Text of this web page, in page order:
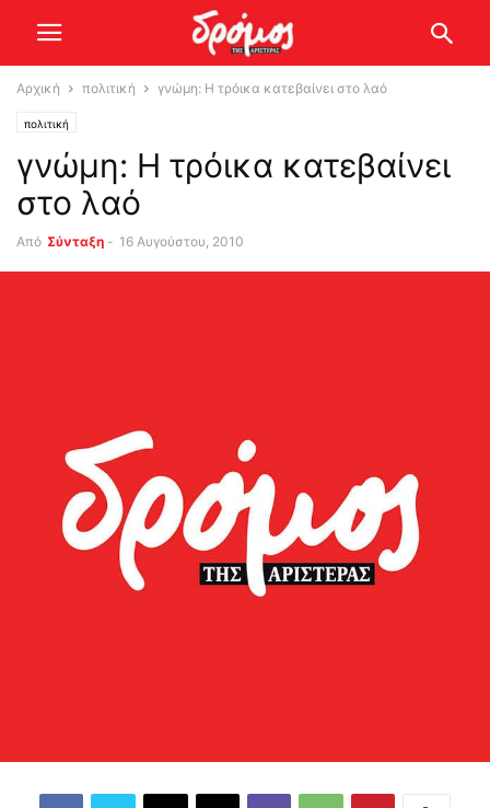
Αρχική πολιτική γνώμη: Η τρόικα κατεβαίνει στο λαό
πολιτική
γνώμη: Η τρόικα κατεβαίνει
στο λαό
Από Σύνταξη - 16 Αυγούστου, 2010